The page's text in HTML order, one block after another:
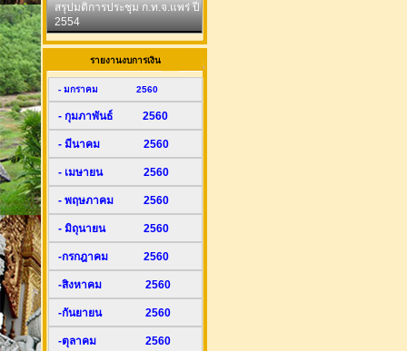
สรุปมติการประชุม ก.ท.จ.แพร่ ปี
2554
รายงานงบการเงิน
- มกราคม 2560
- กุมภาพันธ์ 2560
- มีนาคม 2560
- เมษายน 2560
- พฤษภาคม 2560
- มิถุนายน 2560
-กรกฎาคม 2560
-สิงหาคม 2560
-กันยายน 2560
-ตุลาคม 2560